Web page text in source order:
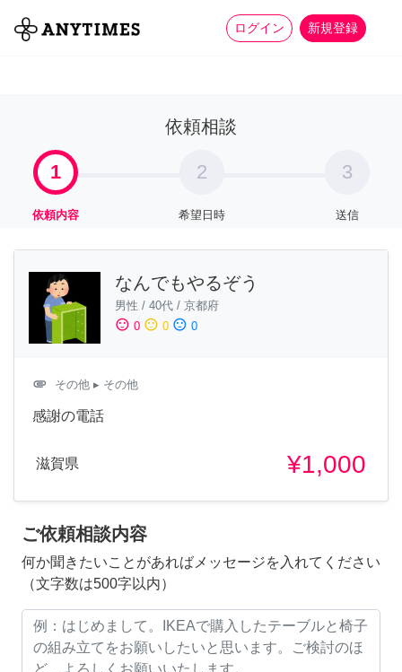
ログイン 新規登録
全て 家事 more_horiz
依頼相談
1
依頼内容
2
希望日時
3
送信
なんでもやるぞう
男性 / 40代 / 京都府
sentiment_satisfied 0 sentiment_neutral 0 sentiment_dissatisfied 0
attachment その他 ▸ その他
感謝の電話
滋賀県 ¥1,000
ご依頼相談内容
何か聞きたいことがあればメッセージを入れてください
（文字数は500字以内）